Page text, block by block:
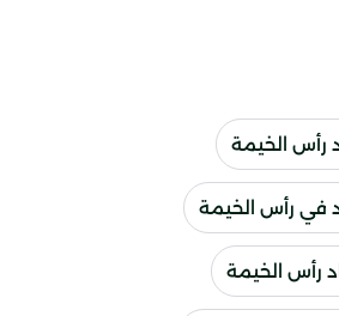
رأس الخيمة
في رأس الخيمة
رأس الخيمة